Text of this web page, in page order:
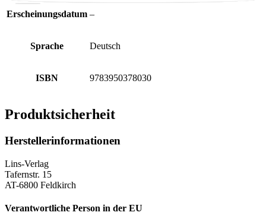
Erscheinungsdatum –
Sprache Deutsch
ISBN 9783950378030
Produktsicherheit
Herstellerinformationen
Lins-Verlag
Tafernstr. 15
AT-6800 Feldkirch
Verantwortliche Person in der EU